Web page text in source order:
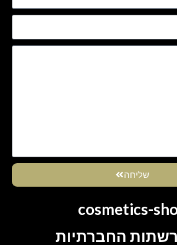
שליחה
cosmetics-
החברתיות